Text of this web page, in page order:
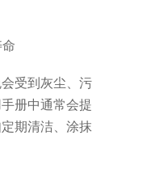
受到灰尘、污
册中通常会提
期清洁、涂抹